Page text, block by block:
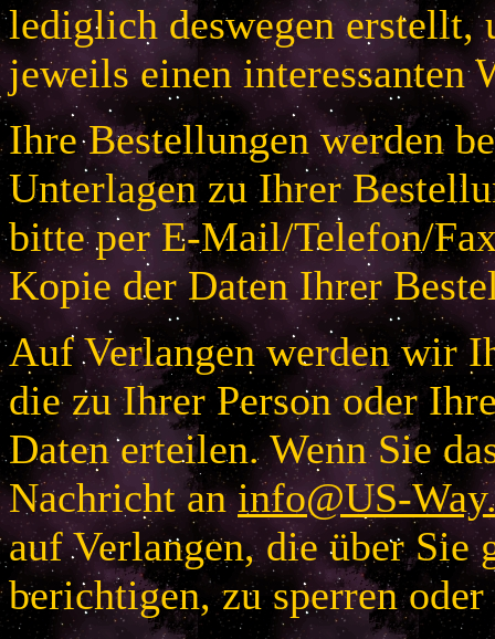
lediglich deswegen erstellt,
jeweils einen interessanten
Ihre Bestellungen werden
Unterlagen zu Ihrer
bitte per E-Mail/Telefon/
Kopie der Daten Ihrer
Auf Verlangen werden wir
die zu Ihrer Person oder
Daten erteilen. Wenn Sie
Nachricht aninfo@US-
auf Verlangen, die über Sie
berichtigen, zu sperren